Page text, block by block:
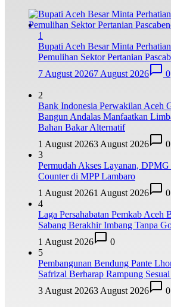
1
Bupati Aceh Besar Minta
Pemulihan Sektor Pertanian
7 August 20267 August 2026 0
2
Bank Indonesia Perwakilan Aceh
Bangun Andalas Manfaatkan
Bahan Bakar Alternatif
1 August 20263 August 2026
0
3
Permudah Akses Layanan,
Counter di MPP Lambaro
1 August 20261 August 2026
0
4
Laga Persahabatan Pemkab Aceh
Sabang Berakhir Imbang Tanpa
1 August 2026
0
5
Pembangunan Bendung Pante
Safrizal Berharap Rampung
3 August 20263 August 2026 0